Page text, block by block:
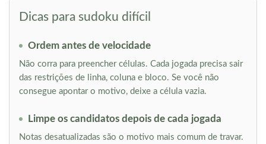
Dicas para sudoku difícil
Ordem antes de velocidade
Não corra para preencher células. Cada jogada precisa sair
das restrições de linha, coluna e bloco. Se você não
consegue apontar o motivo, deixe a célula vazia.
Limpe os candidatos depois de cada jogada
Notas desatualizadas são o motivo mais comum de travar.